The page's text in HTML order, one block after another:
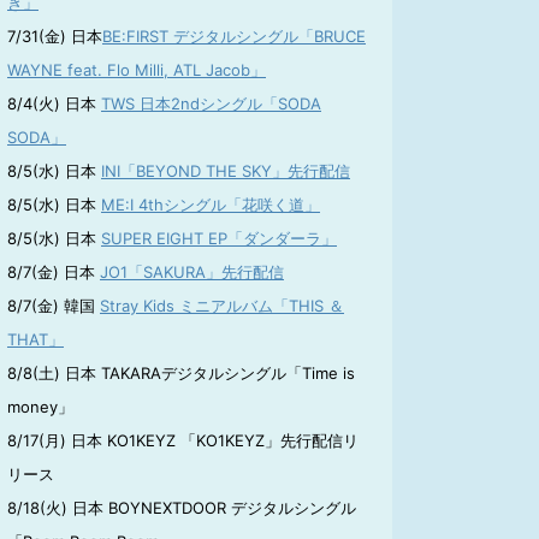
7/31(金) 日本BE:FIRST デジタルシングル「BRUCE
WAYNE feat. Flo Milli, ATL Jacob」
8/4(火) 日本 TWS 日本2ndシングル「SODA
SODA」
8/5(水) 日本 INI「BEYOND THE SKY」先行配信
8/5(水) 日本 ME:I 4thシングル「花咲く道」
8/5(水) 日本 SUPER EIGHT EP「ダンダーラ」
8/7(金) 日本 JO1「SAKURA」先行配信
8/7(金) 韓国 Stray Kids ミニアルバム「THIS ＆
THAT」
8/8(土) 日本 TAKARAデジタルシングル「Time is
money」
8/17(月) 日本 KO1KEYZ 「KO1KEYZ」先行配信リ
リース
8/18(火) 日本 BOYNEXTDOOR デジタルシングル